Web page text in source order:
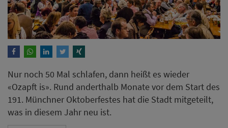
Nur noch 50 Mal schlafen, dann heißt es wieder
«Ozapft is». Rund anderthalb Monate vor dem Start des
191. Münchner Oktoberfestes hat die Stadt mitgeteilt,
was in diesem Jahr neu ist.